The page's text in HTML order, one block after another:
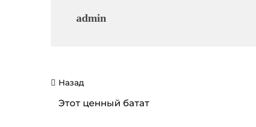
admin
Навигация
записям
Назад
Этот ценный батат